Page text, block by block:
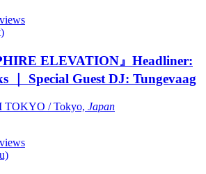
ELEVATION』Headliner:
｜ Special Guest DJ: Tungevaag
TOKYO / Tokyo, Japan